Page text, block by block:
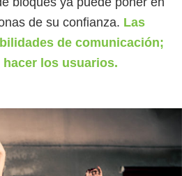
de su confianza. Las
de comunicación;
los usuarios.